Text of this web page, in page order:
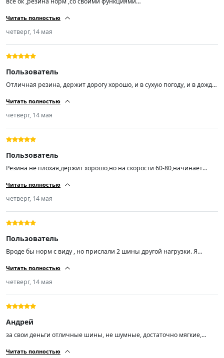
за эту цену огонь 🔥🔥🔥
Читать полностью
четверг, 14 мая
Пользователь
Отличная резина, держит дорогу хорошо, и в сухую погоду, и в дождь,
Читать полностью
четверг, 14 мая
Пользователь
Резина не плохая,держит хорошо,но на скорости 60-80,начинает
чувствуется,балансировку делали
Читать полностью
четверг, 14 мая
Пользователь
Вроде бы норм с виду , но прислали 2 шины другой нагрузки. Я
пришли Trazano ZuperEco Z-107 Шины летние 205/55 R16 91V.
Читать полностью
четверг, 14 мая
Андрей
за свои деньги отличные шины, не шумные, достаточно мягкие,
Читать полностью